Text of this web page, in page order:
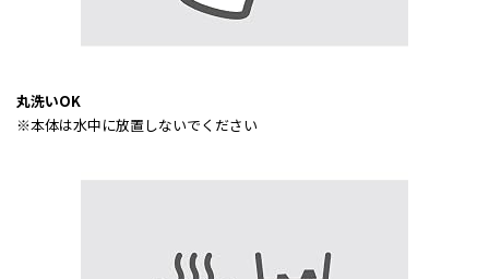
丸洗いOK
※本体は水中に放置しないでください